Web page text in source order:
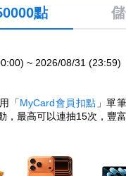
點
~ 2026/08/31 (23:59)
「MyCard會員扣點 」單
，最高可以連抽15次，豐